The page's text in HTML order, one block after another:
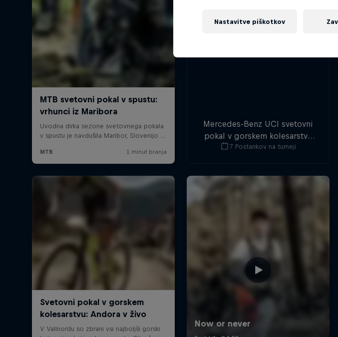
Mercedes-Benz UCI svetovni
pokal v gorskem kolesarstvu
se v letu 2022 vrača z veliko
7 Postankov na turneji
Nastavitve piškotkov